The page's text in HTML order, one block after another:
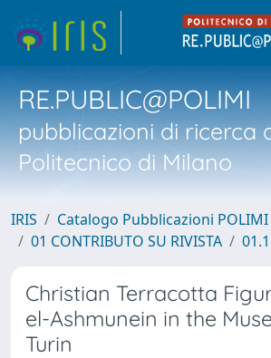
RE.PUBLIC@POLIMI
pubblicazioni di ricerca
Politecnico di Milano
IRIS
Catalogo Pubblicazioni POLIMI
01 CONTRIBUTO SU RIVISTA
Christian Terracotta
el-Ashmunein in the
Turin